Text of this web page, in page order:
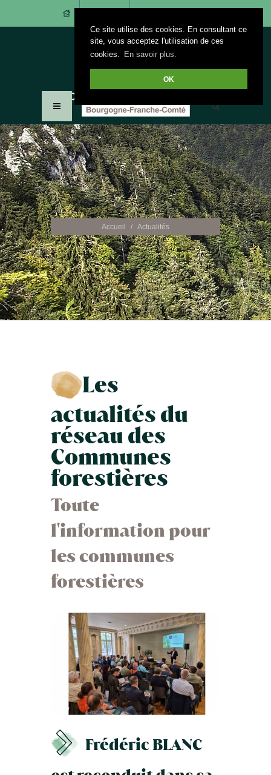
Ce site utilise des cookies. En consultant ce
site, vous acceptez l'utilisation de ces
cookies.
En savoir plus.
OK
Accueil Actualités
Les
actualités du
réseau des
Communes
forestières
Toute
l'information pour
les communes
forestières
Frédéric BLANC